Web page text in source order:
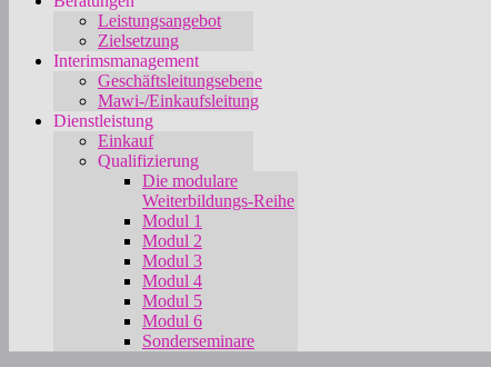
Leistungsangebot
Zielsetzung
Interimsmanagement
Geschäftsleitungsebene
Mawi-/Einkaufsleitung
Dienstleistung
Einkauf
Qualifizierung
Die modulare
Weiterbildungs-Reihe
Modul 1
Modul 2
Modul 3
Modul 4
Modul 5
Modul 6
Sonderseminare